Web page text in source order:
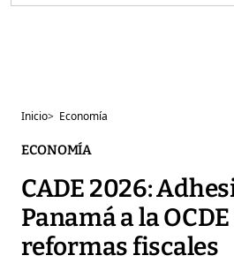
Inicio> Economía
ECONOMÍA
CADE 2026:
Panamá a la
reformas fiscales